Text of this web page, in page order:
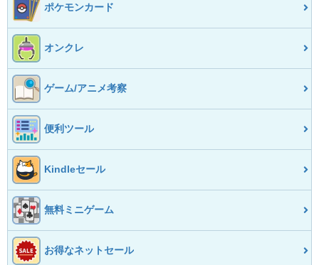
ポケモンカード
オンクレ
ゲーム/アニメ考察
便利ツール
Kindleセール
無料ミニゲーム
お得なネットセール